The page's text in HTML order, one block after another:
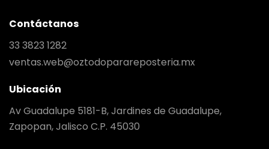
Contáctanos
33 3823 1282
ventas.web@oztodoparareposteria.mx
Ubicación
Av Guadalupe 5181-B, Jardines de Guadalupe,
Zapopan, Jalisco C.P. 45030